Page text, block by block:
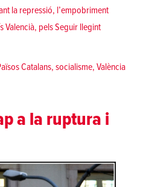
la repressió, l’empobriment
Valencià, pelsSeguir llegint«València
Catalans, socialisme, València
a la ruptura i